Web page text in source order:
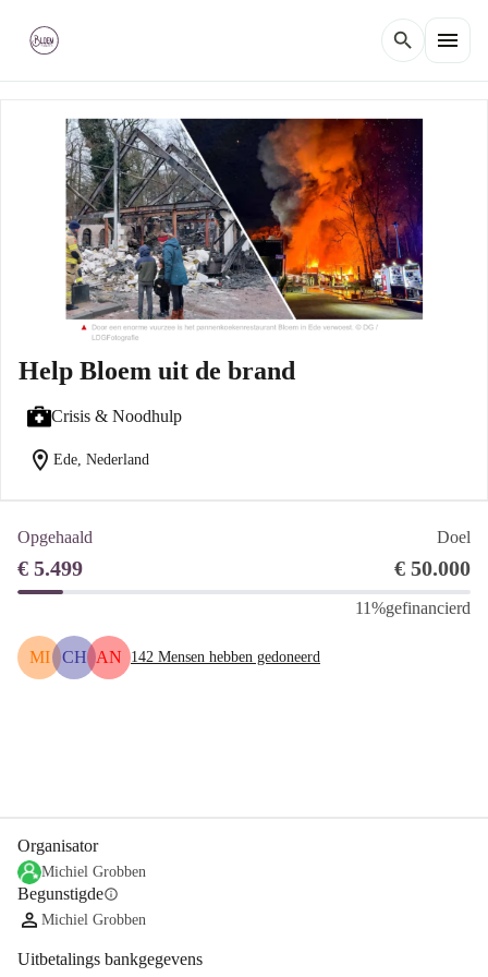
search menu
Help Bloem uit de brand
Crisis & Noodhulp
location_on Ede, Nederland
Opgehaald Doel
€ 5.499 € 50.000
11%gefinancierd
MI CH AN 142 Mensen hebben gedoneerd
Organisator
Michiel Grobben
Begunstigdeinfo
Michiel Grobben
Uitbetalings bankgegevens